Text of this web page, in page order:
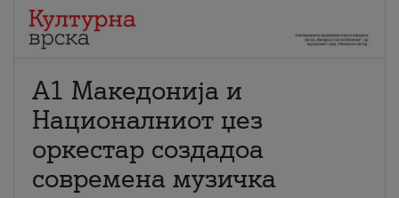
А1 Македонија и
Националниот џез
оркестар создадоа
современа музичка